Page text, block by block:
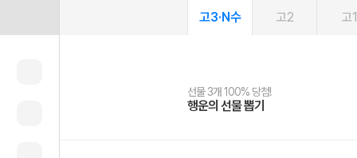
고3·N수 고2 고1
선물 3개 100% 당첨!
행운의 선물 뽑기
선물 100% 증정!
메가스터디 X 올리브
여름방학 스터디 캐시백
메가런 썸머스쿨
2027 러셀 단과
강사 공개선발
스마트러닝앱
설문 EVENT
메가패스
3일 무료 체험권
메가패스 수강생 무료혜택!
메가클럽 멤버십
사회공헌 캠페인
희망이룸 메가나눔